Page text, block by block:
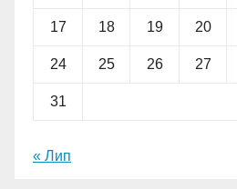
17 18 19 20
24 25 26 27
31
« Лип